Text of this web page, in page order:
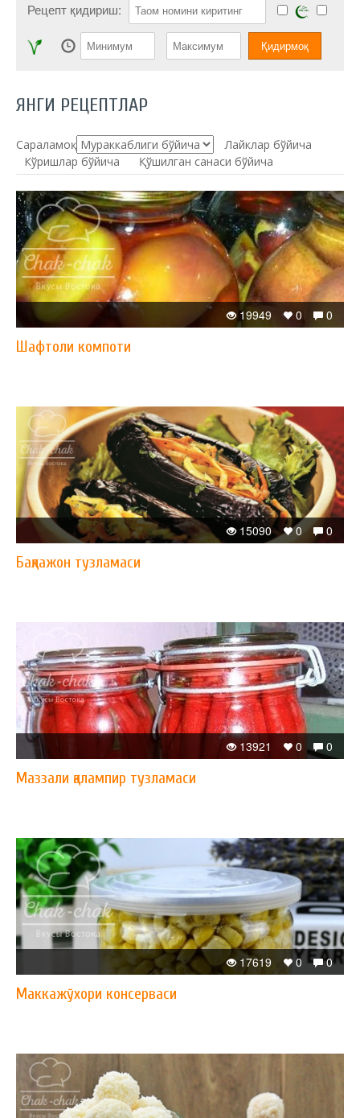
Рецепт қидириш:
ЯНГИ РЕЦЕПТЛАР
Сараламоқ:
Лайклар бўйича
Кўришлар бўйича
Қўшилган санаси бўйича
0
0
19949
Шафтоли компоти
0
0
15090
Бақлажон тузламаси
0
0
13921
Маззали қалампир тузламаси
0
0
17619
Маккажўхори консерваси